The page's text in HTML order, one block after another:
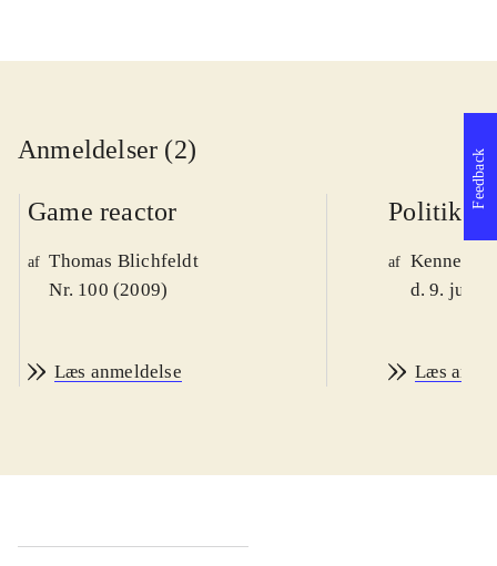
Anmeldelser (2)
Game reactor
af Thomas Blichfeldt
Nr. 100 (2009)
Læs anmeldelse
Politiken
af Kenneth
d. 9. juni
Læs
Feedback